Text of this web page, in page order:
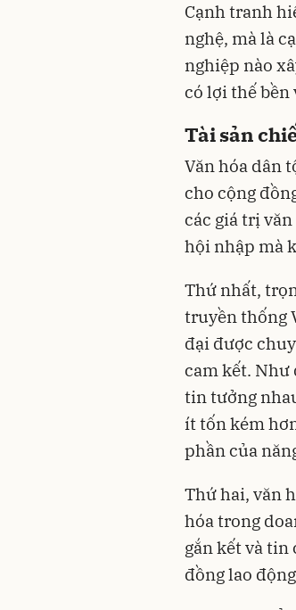
Cạnh tranh
nghệ, mà là
nghiệp nào
có lợi thế bền
Tài sản
Văn hóa dân
cho cộng
các giá trị
hội nhập mà
Thứ nhất,
truyền thống
đại được
cam kết. Như
tin tưởng
ít tốn kém
phần của
Thứ hai, văn
hóa trong
gắn kết và tin
đồng lao